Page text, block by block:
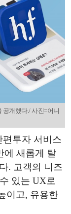
공개했다./ 사진=어니
투자 서비스
에 새롭게 탈
. 고객의 니즈
있는 UX로
이고, 유용한